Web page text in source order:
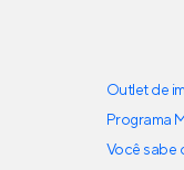
Outlet de
Programa
Você sabe